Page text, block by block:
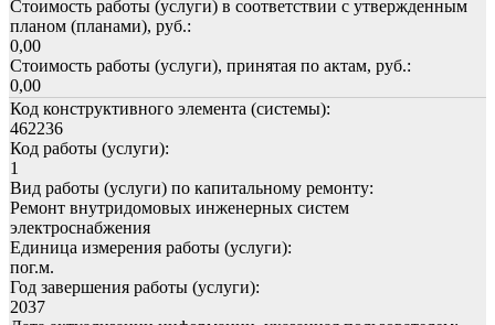
Стоимость работы (услуги) в соответствии с утвержденным
планом (планами), руб.:
0,00
Стоимость работы (услуги), принятая по актам, руб.:
0,00
Код конструктивного элемента (системы):
462236
Код работы (услуги):
1
Вид работы (услуги) по капитальному ремонту:
Ремонт внутридомовых инженерных систем
электроснабжения
Единица измерения работы (услуги):
пог.м.
Год завершения работы (услуги):
2037